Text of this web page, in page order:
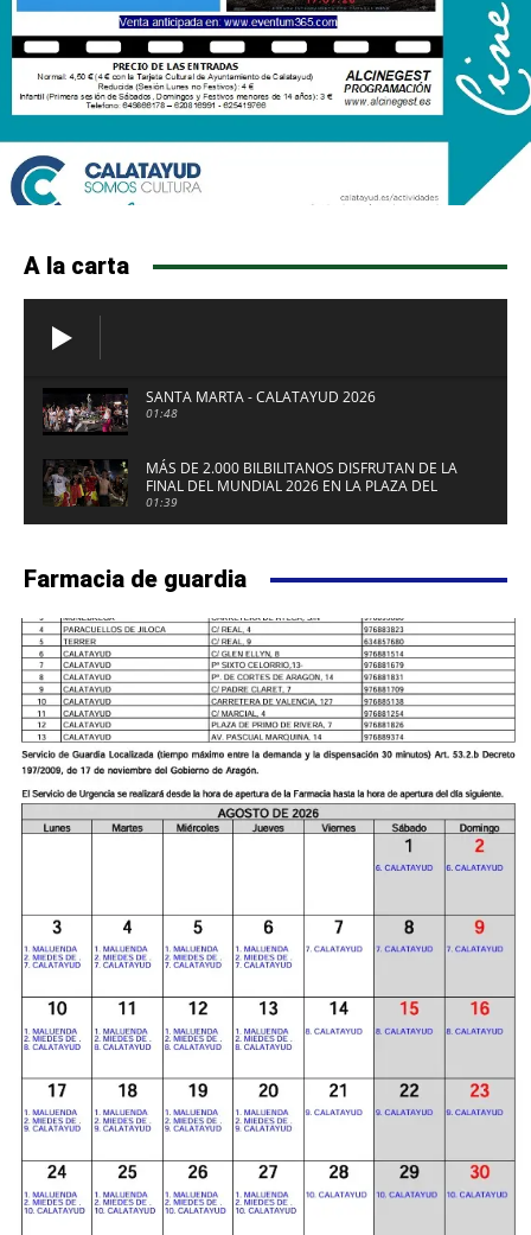
A la carta
SANTA MARTA - CALATAYUD 2026
01:48
MÁS DE 2.000 BILBILITANOS DISFRUTAN DE LA
FINAL DEL MUNDIAL 2026 EN LA PLAZA DEL
FUERTE DE CALATAYUD
01:39
Farmacia de guardia